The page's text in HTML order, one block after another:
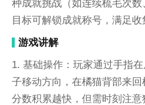
种成就挑战（如连续梳毛次
目标可解锁成就称号，满足收
游戏讲解
1. 基础操作：玩家通过手指
子移动方向，在橘猫背部来
分数积累越快，但需时刻注意